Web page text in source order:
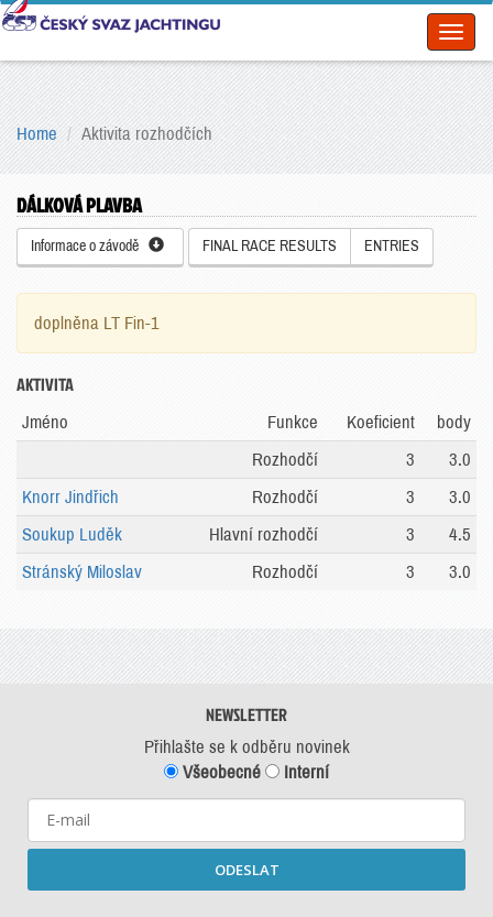
Home Aktivita rozhodčích
DÁLKOVÁ PLAVBA
Informace o závodě FINAL RACE RESULTS ENTRIES
doplněna LT Fin-1
AKTIVITA
Jméno Funkce Koeficient
body
Rozhodčí
3
3.0
Knorr Jindřich
Rozhodčí 3
3.0
Soukup Luděk
Hlavní rozhodčí 3
4.5
Stránský Miloslav
Rozhodčí 3 3.0
NEWSLETTER
Přihlašte se k odběru novinek
Všeobecné
Interní
ODESLAT